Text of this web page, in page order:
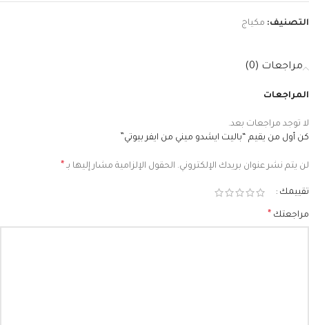
التصنيف: مكياج
مراجعات (0)
المراجعات
لا توجد مراجعات بعد.
كن أول من يقيم “باليت ايشدو ميني من ايفر بيوتي”
لن يتم نشر عنوان بريدك الإلكتروني. الحقول الإلزامية مشار إليها بـ *
تقييمك
مراجعتك *